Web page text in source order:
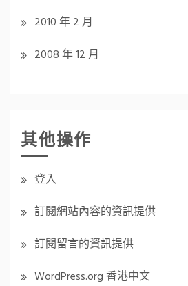
2010 年 2 月
2008 年 12 月
其他操作
登入
訂閱網站內容的資訊提供
訂閱留言的資訊提供
WordPress.org 香港中文